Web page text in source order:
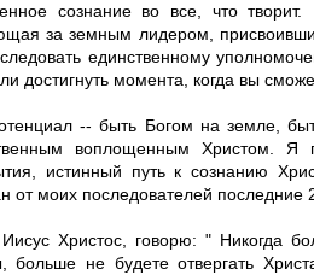
сознание во все, что
за земным лидером,
единственному
достигнуть момента, когда вы
-- быть Богом на земле,
воплощенным Христом. Я
истинный путь к сознанию
от моих последователей последние
Христос, говорю: " Никогда
больше не будете отвергать